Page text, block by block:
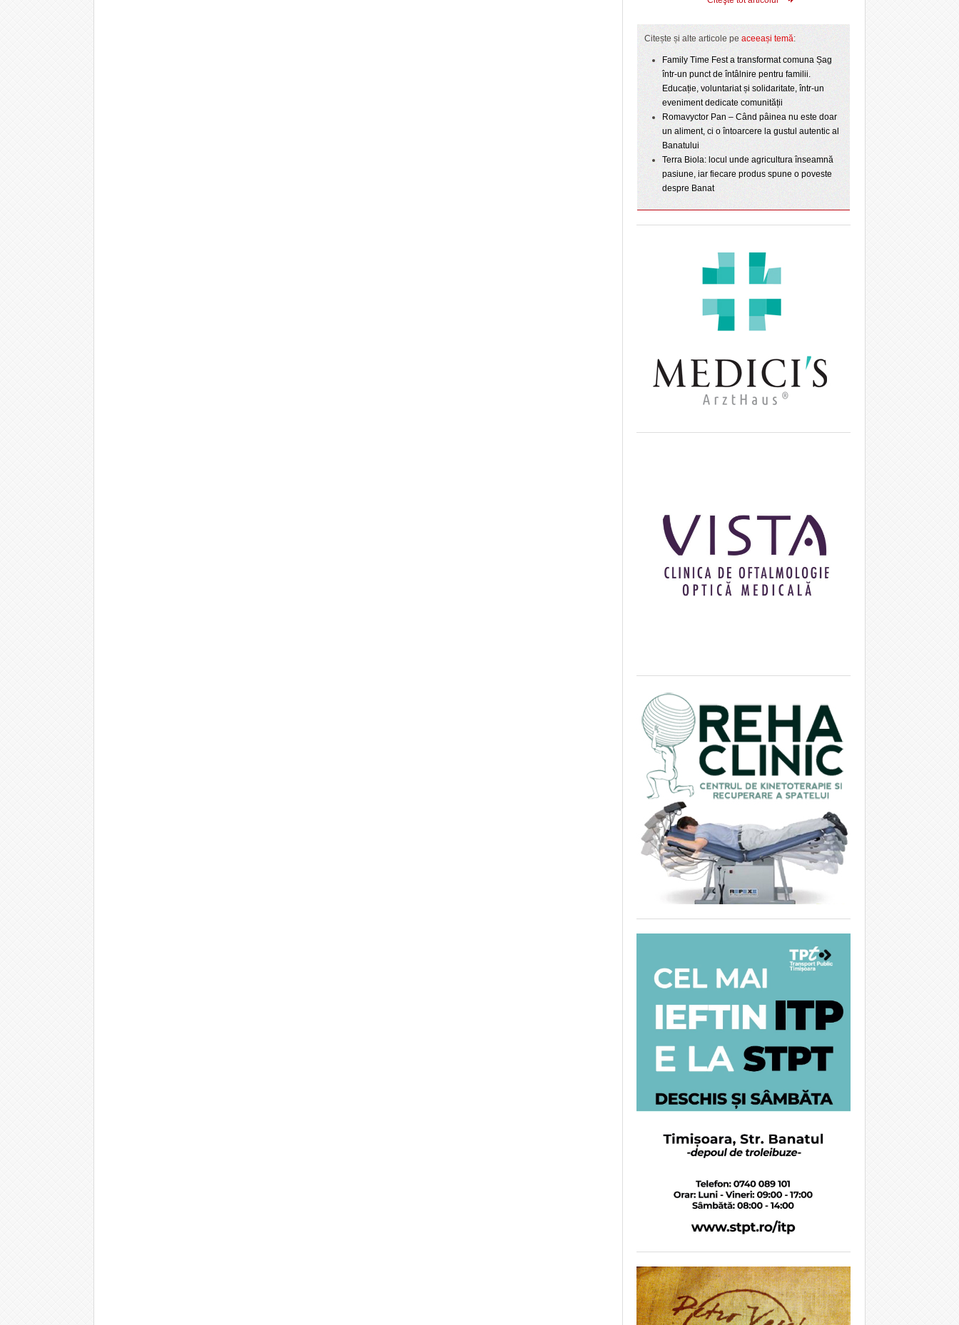
Citește și alte articole pe aceeași temă:
Family Time Fest a transformat comuna Șag
într-un punct de întâlnire pentru familii.
Educație, voluntariat și solidaritate, într-un
eveniment dedicate comunității
Romavyctor Pan – Când pâinea nu este doar
un aliment, ci o întoarcere la gustul autentic al
Banatului
Terra Biola: locul unde agricultura înseamnă
pasiune, iar fiecare produs spune o poveste
despre Banat